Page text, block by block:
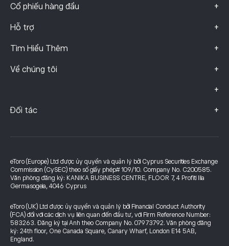
Cổ phiếu hàng đầu +
Hỗ trợ +
Tìm Hiểu Thêm +
Về chúng tôi +
+
Đối tác +
eToro (Europe) Ltd được ủy quyền và quản lý bởi Cyprus Securities Exchange
Commission (CySEC) theo số giấy phép# 109/10. Company No. C200585.
Văn phòng đăng ký: KANIKA BUSINESS CENTRE, FLOOR 7, 4 Profiti Ilia
Germasogeia, 4046 Cyprus
eToro (UK) Ltd được ủy quyền và quản lý bởi Financial Conduct Authority
(FCA) đối với các dịch vụ liên quan đến đầu tư, với Firm Reference Number:
583263. Đăng ký tại Anh theo Company No. 07973792. Văn phòng đăng
ký: 24th floor, One Canada Square, Canary Wharf, London E14 5AB,
England.